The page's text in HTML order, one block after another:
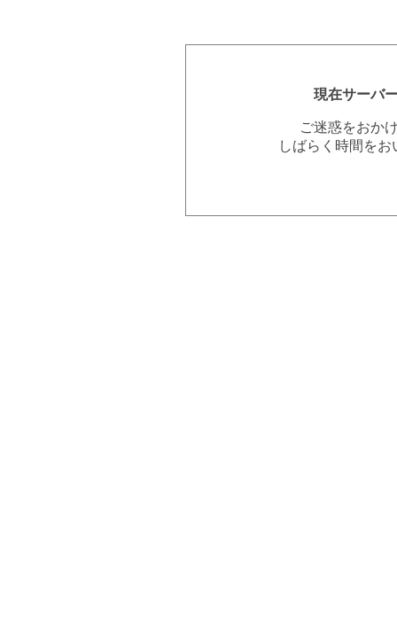
現在サーバ
ご迷惑をおか
しばらく時間を